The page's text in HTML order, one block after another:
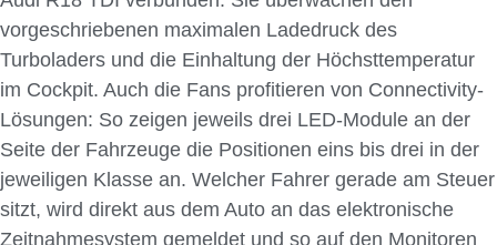
vorgeschriebenen maximalen Ladedruck des
Turboladers und die Einhaltung der Höchsttemperatur
im Cockpit. Auch die Fans profitieren von Connectivity-
Lösungen: So zeigen jeweils drei LED-Module an der
Seite der Fahrzeuge die Positionen eins bis drei in der
jeweiligen Klasse an. Welcher Fahrer gerade am Steuer
sitzt, wird direkt aus dem Auto an das elektronische
Zeitnahmesystem gemeldet und so auf den Monitoren